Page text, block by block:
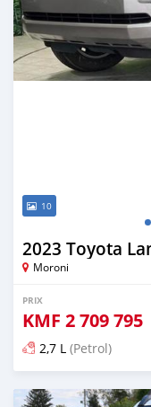
10
2023 Toyota
Moroni
PRIX
KMF 2 709 795
2,7 L (Petrol)
Publié il y a 6 mois